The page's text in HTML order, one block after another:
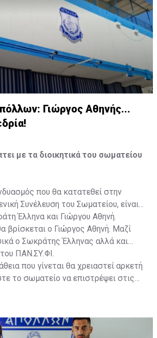
Γιώργος Αθηνής...
με τα διοικητικά του σωματείου
που θα κατατεθεί στην
Συνέλευση του Σωματείου, είναι
Έλληνα και Γιώργου Αθηνή.
βρίσκεται ο Γιώργος Αθηνή. Μαζί
ο Σωκράτης Έλληνας αλλά και
ΠΑΝ.ΣΥ.ΦΙ.
που γίνεται θα χρειαστεί αρκετή
το σωματείο να επιστρέψει στις